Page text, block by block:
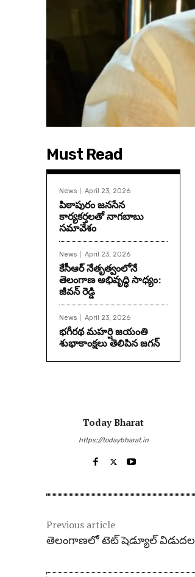
Must Read
News April 23, 2026
పిఠాపురం జనసేన
కార్యకర్తలతో నాగబాబు
సమావేశం
News April 23, 2026
కేసీఆర్ నేతృత్వంలోనే
తెలంగాణ అభివృద్ధి సాధ్యం:
జీవన్ రెడ్డి
News April 23, 2026
భగీరథ మహర్షి జయంతి
శుభాకాంక్షలు తెలిపిన జగన్‌
Today Bharat
https://todaybharat.in
Previous article
తెలంగాణలో టెట్‌ షెడ్యూల్ విడుద‌ల‌